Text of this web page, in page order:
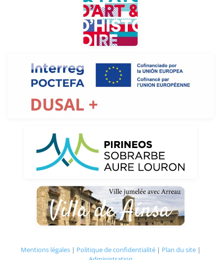
Mentions légales| Politique de confidentialité| Plan du site|